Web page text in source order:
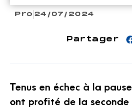
Pro 24/07/2024
Partager
Tenus en échec à la
ont profité de la seconde